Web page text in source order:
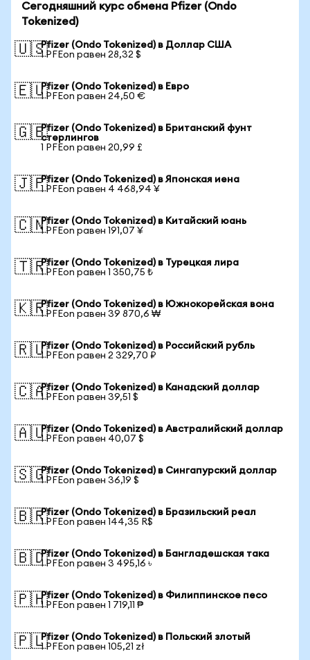
Сегодняшний курс обмена Pfizer (Ondo
Tokenized)
🇺🇸Pfizer (Ondo Tokenized) в Доллар США
1 PFEon равен 28,32 $
🇪🇺Pfizer (Ondo Tokenized) в Евро
1 PFEon равен 24,50 €
🇬🇧Pfizer (Ondo Tokenized) в Британский фунт
стерлингов
1 PFEon равен 20,99 £
🇯🇵Pfizer (Ondo Tokenized) в Японская иена
1 PFEon равен 4 468,94 ¥
🇨🇳Pfizer (Ondo Tokenized) в Китайский юань
1 PFEon равен 191,07 ¥
🇹🇷Pfizer (Ondo Tokenized) в Турецкая лира
1 PFEon равен 1 350,75 ₺
🇰🇷Pfizer (Ondo Tokenized) в Южнокорейская вона
1 PFEon равен 39 870,6 ₩
🇷🇺Pfizer (Ondo Tokenized) в Российский рубль
1 PFEon равен 2 329,70 ₽
🇨🇦Pfizer (Ondo Tokenized) в Канадский доллар
1 PFEon равен 39,51 $
🇦🇺Pfizer (Ondo Tokenized) в Австралийский доллар
1 PFEon равен 40,07 $
🇸🇬Pfizer (Ondo Tokenized) в Сингапурский доллар
1 PFEon равен 36,19 $
🇧🇷Pfizer (Ondo Tokenized) в Бразильский реал
1 PFEon равен 144,35 R$
🇧🇩Pfizer (Ondo Tokenized) в Бангладешская така
1 PFEon равен 3 495,16 ৳
🇵🇭Pfizer (Ondo Tokenized) в Филиппинское песо
1 PFEon равен 1 719,11 ₱
🇵🇱Pfizer (Ondo Tokenized) в Польский злотый
1 PFEon равен 105,21 zł